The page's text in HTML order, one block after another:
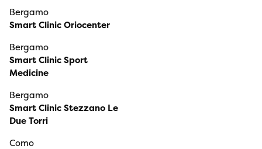
Bergamo
Smart Clinic Oriocenter
Bergamo
Smart Clinic Sport
Medicine
Bergamo
Smart Clinic Stezzano Le
Due Torri
Como